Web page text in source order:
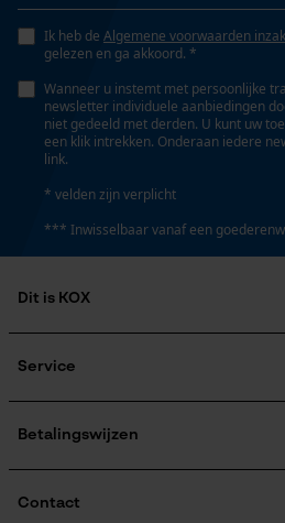
Ik heb de Algemene voorwaarden
gelezen en ga akkoord. *
Wanneer u instemt met persoonlijke
newsletter individuele aanbiedingen
niet gedeeld met derden. U kunt uw
een klik intrekken. Onderaan iedere
link.
* velden zijn verplicht
*** Inwisselbaar vanaf een
Dit is KOX
Maatschappelijke betrokkenheid
Aanmelding nieuwsbrief
Service
KOX catalogus
Verzendkosteninformatie
Betalingswijzen
Contact